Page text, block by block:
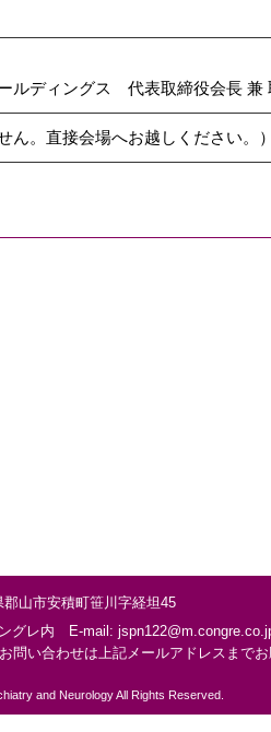
ルディングス 代表取締役会長 兼
ん。直接会場へお越しください。）
山市安積町笹川字経坦45
グレ内 E-mail:
問い合わせは上記メールアドレスまでお
and Neurology All Rights Reserved.